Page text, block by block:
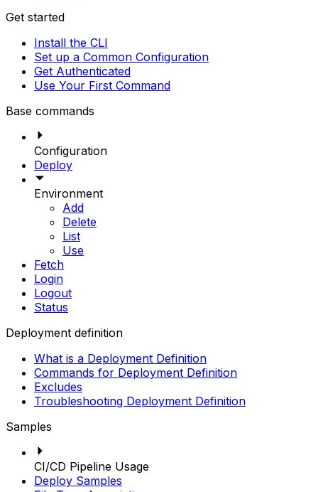
Get started
Install the CLI
Set up a Common Configuration
Get Authenticated
Use Your First Command
Base commands
Configuration
Deploy
Environment
Add
Delete
List
Use
Fetch
Login
Logout
Status
Deployment definition
What is a Deployment Definition
Commands for Deployment Definition
Excludes
Troubleshooting Deployment Definition
Samples
CI/CD Pipeline Usage
Deploy Samples